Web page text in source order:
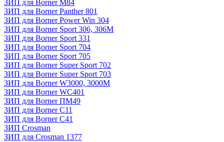
ЗИП для Borner M84
ЗИП для Borner Panther 801
ЗИП для Borner Power Win 304
ЗИП для Borner Sport 306, 306M
ЗИП для Borner Sport 331
ЗИП для Borner Sport 704
ЗИП для Borner Sport 705
ЗИП для Borner Super Sport 702
ЗИП для Borner Super Sport 703
ЗИП для Borner W3000, 3000М
ЗИП для Borner WC401
ЗИП для Borner ПМ49
ЗИП для Borner С11
ЗИП для Borner С41
ЗИП Crosman
ЗИП для Crosman 1377